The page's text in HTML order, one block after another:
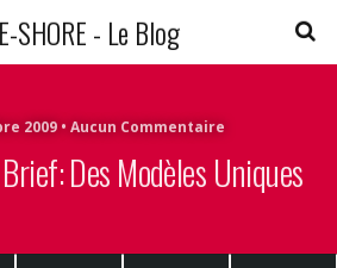
SHORE - Le Blog
2009 • Aucun Commentaire
Des Modèles Uniques